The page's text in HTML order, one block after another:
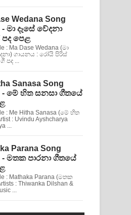
Wedana Song
- මා දෑසේ වේදනා
පෙළ
: Ma Dase Wedana (මා
ගායනය : රෝයි පිරිස්
පද ...
Sanasa Song
- මේ හිත සනසා ගීතයේ
: Me Hitha Sanasa (මේ හිත
: Uvindu Ayshcharya
...
Parana Song
- මතක පාරනා ගීතයේ
: Mathaka Parana (මතක
: Thiwanka Dilshan &
...